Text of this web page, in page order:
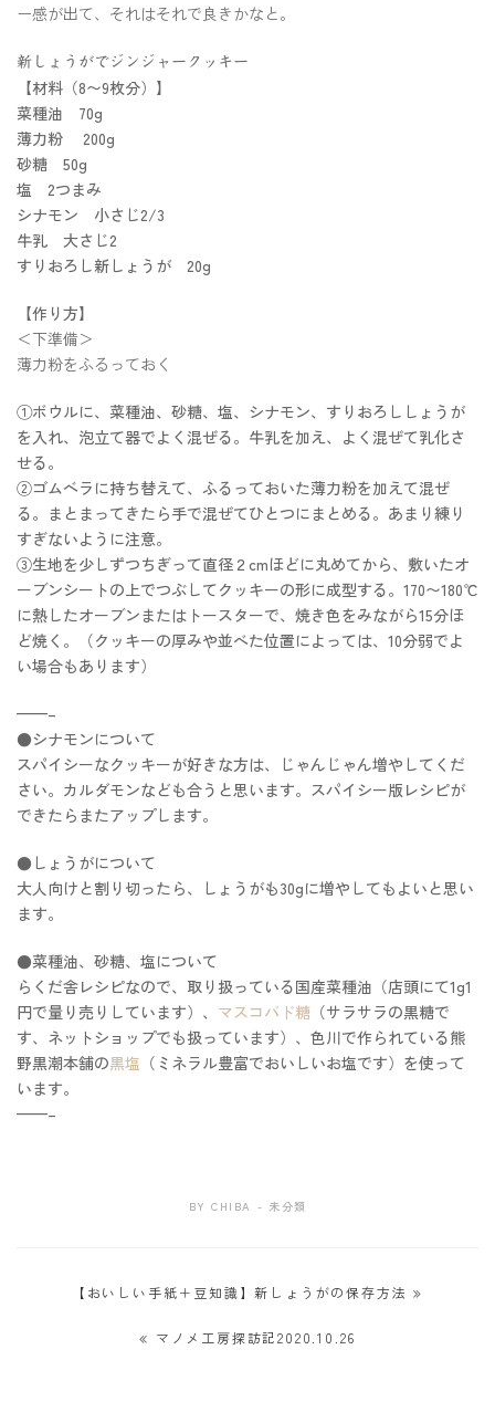
ー感が出て、それはそれで良きかなと。
新しょうがでジンジャークッキー
【材料（8〜9枚分）】
菜種油 70g
薄力粉 200g
砂糖 50g
塩 2つまみ
シナモン 小さじ2/3
牛乳 大さじ2
すりおろし新しょうが 20g
【作り方】
＜下準備＞
薄力粉をふるっておく
①ボウルに、菜種油、砂糖、塩、シナモン、すりおろししょうが
を入れ、泡立て器でよく混ぜる。牛乳を加え、よく混ぜて乳化さ
せる。
②ゴムベラに持ち替えて、ふるっておいた薄力粉を加えて混ぜ
る。まとまってきたら手で混ぜてひとつにまとめる。あまり練り
すぎないように注意。
③生地を少しずつちぎって直径２cmほどに丸めてから、敷いたオ
ーブンシートの上でつぶしてクッキーの形に成型する。170〜180℃
に熱したオーブンまたはトースターで、焼き色をみながら15分ほ
ど焼く。（クッキーの厚みや並べた位置によっては、10分弱でよ
い場合もあります）
——–
●シナモンについて
スパイシーなクッキーが好きな方は、じゃんじゃん増やしてくだ
さい。カルダモンなども合うと思います。スパイシー版レシピが
できたらまたアップします。
●しょうがについて
大人向けと割り切ったら、しょうがも30gに増やしてもよいと思い
ます。
●菜種油、砂糖、塩について
らくだ舎レシピなので、取り扱っている国産菜種油（店頭にて1g1
円で量り売りしています）、 マスコバド糖 （サラサラの黒糖で
す、ネットショップでも扱っています）、色川で作られている熊
野黒潮本舗の黒塩 （ミネラル豊富でおいしいお塩です）を使って
います。
——–
BY CHIBA 未分類
【おいしい手紙＋豆知識】新しょうがの保存方法
マノメ工房探訪記2020.10.26